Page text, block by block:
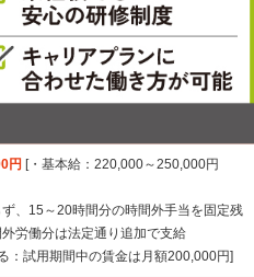
円 ・基本給：220,000～250,000円
、15～20時間分の時間外手当を固定残
労働分は法定通り追加で支給
：試用期間中の賃金は月額200,000円